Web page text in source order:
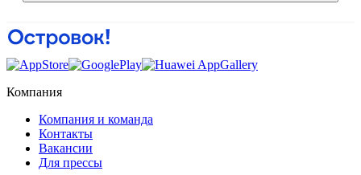
Компания
Компания и команда
Контакты
Вакансии
Для прессы